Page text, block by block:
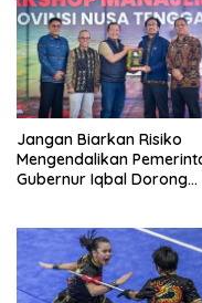
Jangan Biarkan Risiko
Mengendalikan
Gubernur Iqbal Dorong